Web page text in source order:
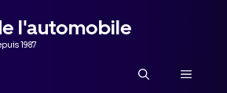
l'automobile
1987
MENU